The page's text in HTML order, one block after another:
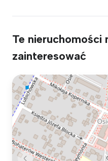
Te nieruchomości
zainteresować